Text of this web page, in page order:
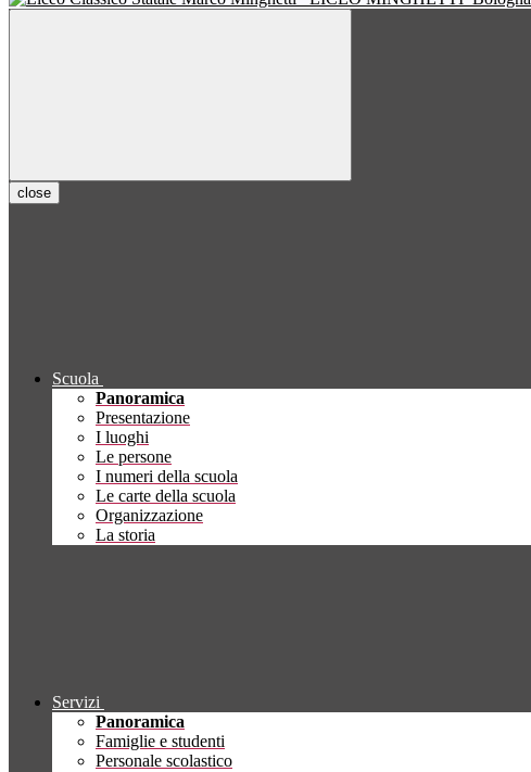
close
Scuola
Panoramica
Presentazione
I luoghi
Le persone
I numeri della scuola
Le carte della scuola
Organizzazione
La storia
Servizi
Panoramica
Famiglie e studenti
Personale scolastico